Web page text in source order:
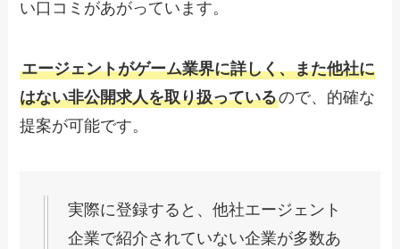
い口コミがあがっています。
エージェントがゲーム業界に詳しく、また他社に
はない非公開求人を取り扱っているので、的確な
提案が可能です。
実際に登録すると、他社エージェント
企業で紹介されていない企業が多数あ